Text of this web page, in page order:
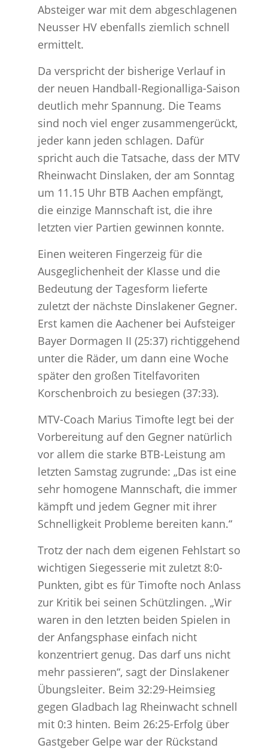
Absteiger war mit dem abgeschlagenen
Neusser HV ebenfalls ziemlich schnell
ermittelt.
Da verspricht der bisherige Verlauf in
der neuen Handball-Regionalliga-Saison
deutlich mehr Spannung. Die Teams
sind noch viel enger zusammengerückt,
jeder kann jeden schlagen. Dafür
spricht auch die Tatsache, dass der MTV
Rheinwacht Dinslaken, der am Sonntag
um 11.15 Uhr BTB Aachen empfängt,
die einzige Mannschaft ist, die ihre
letzten vier Partien gewinnen konnte.
Einen weiteren Fingerzeig für die
Ausgeglichenheit der Klasse und die
Bedeutung der Tagesform lieferte
zuletzt der nächste Dinslakener Gegner.
Erst kamen die Aachener bei Aufsteiger
Bayer Dormagen II (25:37) richtiggehend
unter die Räder, um dann eine Woche
später den großen Titelfavoriten
Korschenbroich zu besiegen (37:33).
MTV-Coach Marius Timofte legt bei der
Vorbereitung auf den Gegner natürlich
vor allem die starke BTB-Leistung am
letzten Samstag zugrunde: „Das ist eine
sehr homogene Mannschaft, die immer
kämpft und jedem Gegner mit ihrer
Schnelligkeit Probleme bereiten kann.“
Trotz der nach dem eigenen Fehlstart so
wichtigen Siegesserie mit zuletzt 8:0-
Punkten, gibt es für Timofte noch Anlass
zur Kritik bei seinen Schützlingen. „Wir
waren in den letzten beiden Spielen in
der Anfangsphase einfach nicht
konzentriert genug. Das darf uns nicht
mehr passieren“, sagt der Dinslakener
Übungsleiter. Beim 32:29-Heimsieg
gegen Gladbach lag Rheinwacht schnell
mit 0:3 hinten. Beim 26:25-Erfolg über
Gastgeber Gelpe war der Rückstand